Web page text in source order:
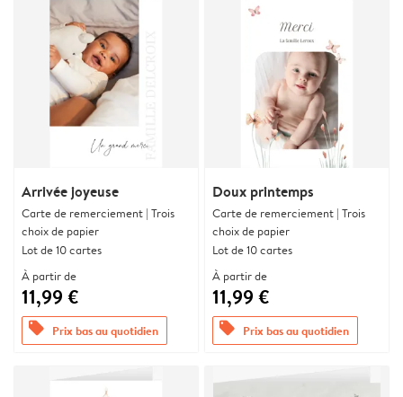
Arrivée joyeuse
Carte de remerciement | Trois
choix de papier
Lot de 10 cartes
À partir de
11,99 €
offers Prix bas au quotidien
Doux printemps
Carte de remerciement | Trois
choix de papier
Lot de 10 cartes
À partir de
11,99 €
offers Prix bas au quotidien